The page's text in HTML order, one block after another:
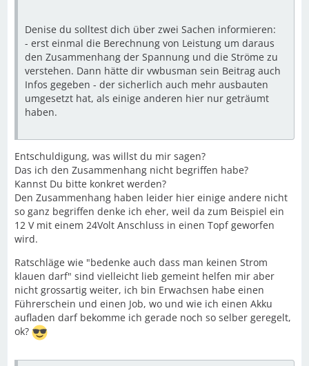
Denise du solltest dich über zwei Sachen informieren:
- erst einmal die Berechnung von Leistung um daraus
den Zusammenhang der Spannung und die Ströme zu
verstehen. Dann hätte dir vwbusman sein Beitrag auch
Infos gegeben - der sicherlich auch mehr ausbauten
umgesetzt hat, als einige anderen hier nur geträumt
haben.
Entschuldigung, was willst du mir sagen?
Das ich den Zusammenhang nicht begriffen habe?
Kannst Du bitte konkret werden?
Den Zusammenhang haben leider hier einige andere nicht
so ganz begriffen denke ich eher, weil da zum Beispiel ein
12 V mit einem 24Volt Anschluss in einen Topf geworfen
wird.
Ratschläge wie "bedenke auch dass man keinen Strom
klauen darf" sind vielleicht lieb gemeint helfen mir aber
nicht grossartig weiter, ich bin Erwachsen habe einen
Führerschein und einen Job, wo und wie ich einen Akku
aufladen darf bekomme ich gerade noch so selber geregelt,
ok?